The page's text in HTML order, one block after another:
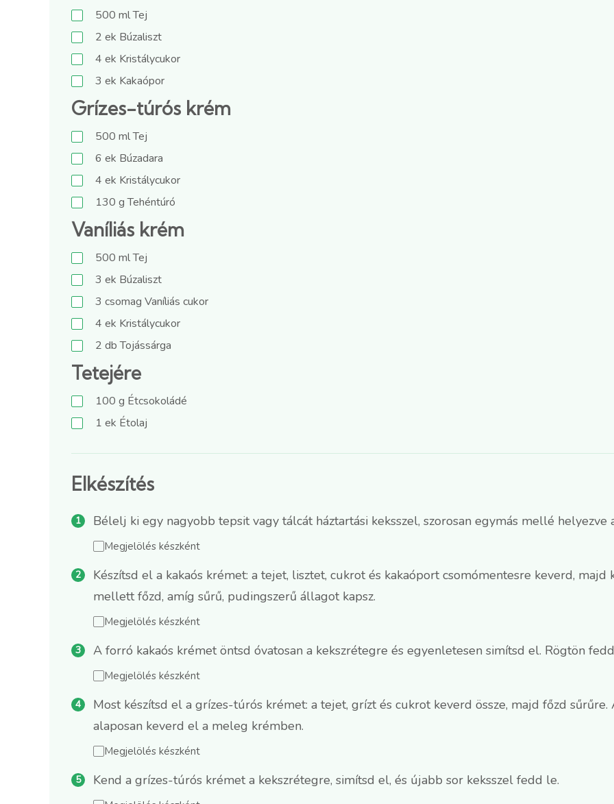
500 mlTej
2 ek Búzaliszt
4 ek Kristálycukor
3 ek Kakaópor
Grízes-túrós krém
500 mlTej
6 ek Búzadara
4 ek Kristálycukor
130 gTehéntúró
Vaníliás krém
500 mlTej
3 ek Búzaliszt
3 csomag Vaníliás cukor
4 ek Kristálycukor
2 dbTojássárga
Tetejére
100 g Étcsokoládé
1 ek Étolaj
Elkészítés
Bélelj ki egy nagyobb tepsit vagy tálcát háztartási keksszel, szorosan egymás mellé helyezve
Megjelölés készként
Készítsd el a kakaós krémet: a tejet, lisztet, cukrot és kakaóport csomómentesre keverd,
mellett főzd, amíg sűrű, pudingszerű állagot kapsz.
Megjelölés készként
A forró kakaós krémet öntsd óvatosan a kekszrétegre és egyenletesen simítsd el. Rögtön
Megjelölés készként
Most készítsd el a grízes-túrós krémet: a tejet, grízt és cukrot keverd össze, majd főzd
alaposan keverd el a meleg krémben.
Megjelölés készként
Kend a grízes-túrós krémet a kekszrétegre, simítsd el, és újabb sor keksszel fedd le.